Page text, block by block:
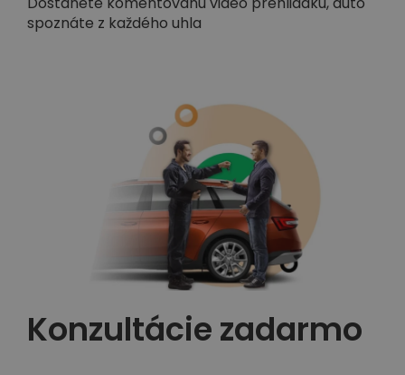
spoznáte z každého uhla
Konzultácie zadarmo